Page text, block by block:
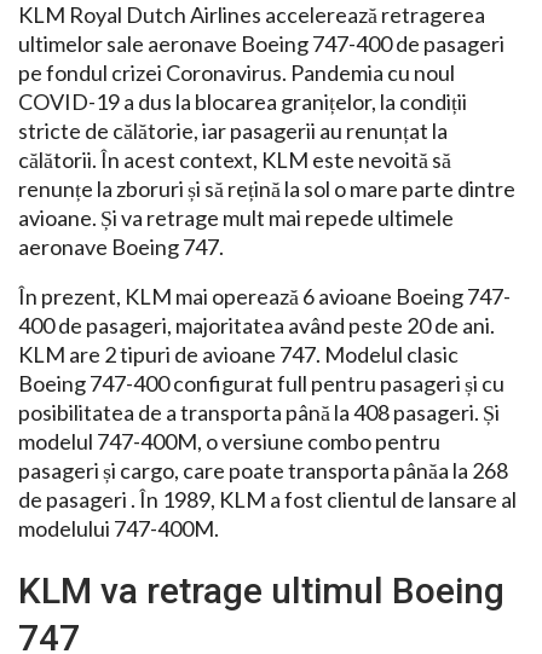
KLM Royal Dutch Airlines accelerează retragerea
ultimelor sale aeronave Boeing 747-400 de pasageri
pe fondul crizei Coronavirus. Pandemia cu noul
COVID-19 a dus la blocarea granițelor, la condiții
stricte de călătorie, iar pasagerii au renunțat la
călătorii. În acest context, KLM este nevoită să
renunțe la zboruri și să rețină la sol o mare parte dintre
avioane. Și va retrage mult mai repede ultimele
aeronave Boeing 747.
În prezent, KLM mai operează 6 avioane Boeing 747-
400 de pasageri, majoritatea având peste 20 de ani.
KLM are 2 tipuri de avioane 747. Modelul clasic
Boeing 747-400 configurat full pentru pasageri și cu
posibilitatea de a transporta până la 408 pasageri. Și
modelul 747-400M, o versiune combo pentru
pasageri și cargo, care poate transporta pânăa la 268
de pasageri . În 1989, KLM a fost clientul de lansare al
modelului 747-400M.
KLM va retrage ultimul Boeing
747